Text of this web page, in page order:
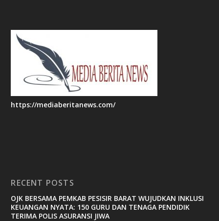
https://mediaberitanews.com/
RECENT POSTS
OJK BERSAMA PEMKAB PESISIR BARAT WUJUDKAN INKLUSI
KEUANGAN NYATA: 150 GURU DAN TENAGA PENDIDIK
TERIMA POLIS ASURANSI JIWA